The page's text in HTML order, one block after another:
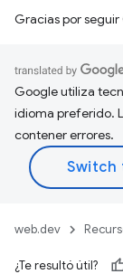
Gracias por seguir
Google utiliza
idioma preferido.
contener errores.
web.dev
¿Te resultó útil?